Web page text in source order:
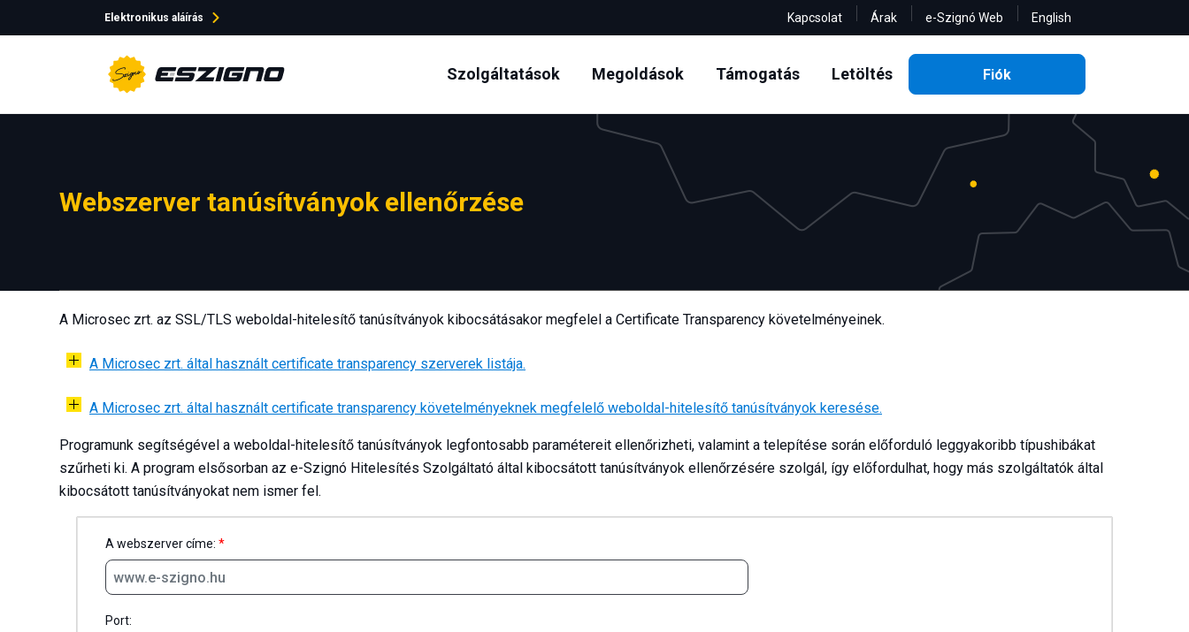
Elektronikus aláírás Kapcsolat Árak e-Szignó Web English
e-Szignó
Szolgáltatások(current)Megoldások(current)Támogatás(current)Letöltés(current) Fiók
Webszerver tanúsítványok ellenőrzése
A Microsec zrt. az SSL/TLS weboldal-hitelesítő tanúsítványok kibocsátásakor megfelel a Certificate Transparency követelményeinek.
A Microsec zrt. által használt certificate transparency szerverek listája.
A Microsec zrt. által használt certificate transparency követelményeknek megfelelő weboldal-hitelesítő tanúsítványok keresése.
Programunk segítségével a weboldal-hitelesítő tanúsítványok legfontosabb paramétereit ellenőrizheti, valamint a telepítése során előforduló leggyakoribb típushibákat
szűrheti ki. A program elsősorban az e-Szignó Hitelesítés Szolgáltató által kibocsátott tanúsítványok ellenőrzésére szolgál, így előfordulhat, hogy más szolgáltatók által
kibocsátott tanúsítványokat nem ismer fel.
A webszerver címe: *
Port: